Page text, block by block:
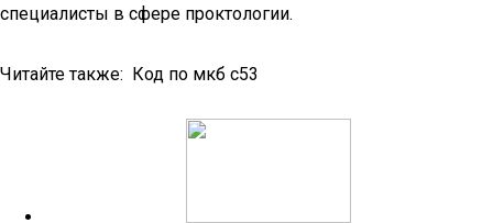
специалисты в сфере проктологии.
Читайте также: Код по мкб с53